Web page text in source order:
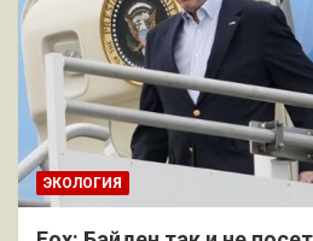
ЭКОЛОГИЯ